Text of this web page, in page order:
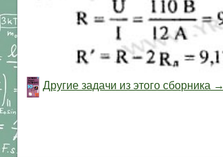
Другие задачи из этого сборника →